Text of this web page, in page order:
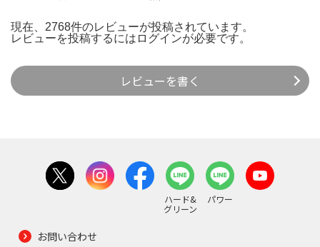
現在、2768件のレビューが投稿されています。
レビューを投稿するには ログインが必要です。
レビューを書く
ハード&
グリーン
パワー
お問い合わせ